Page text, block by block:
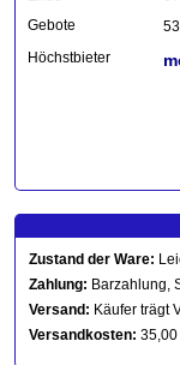
Gebote
Höchstbieter
Zustand der Ware:
Zahlung: Barzahlung,
Versand: Käufer trägt
Versandkosten: 35,00